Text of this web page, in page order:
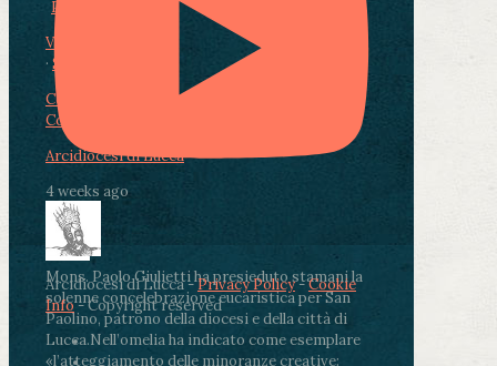
Photo
View on Facebook
· Share
Condividi su Facebook
Condividi su LinkedIn
Arcidiocesi di Lucca
4 weeks ago
Mons. Paolo Giulietti ha presieduto stamani la
solenne concelebrazione eucaristica per San
Paolino, patrono della diocesi e della città di
Lucca.Nell’omelia ha indicato come esemplare
«l’atteggiamento delle minoranze creative:
Arcidiocesi di Lucca -Privacy Policy-Cookie
Info- Copyright reserved